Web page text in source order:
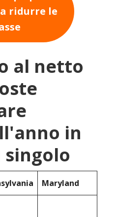
ridurre le
al netto
in
Maryland